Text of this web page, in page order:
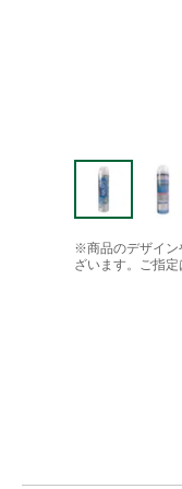
※商品のデザイン
ざいます。ご指定